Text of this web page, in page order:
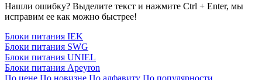
Нашли ошибку? Выделите текст и нажмите Ctrl + Enter, мы
исправим ее как можно быстрее!
Блоки питания IEK
Блоки питания SWG
Блоки питания UNIEL
Блоки питания Apeyron
По цене По новизне По алфавиту По популярности